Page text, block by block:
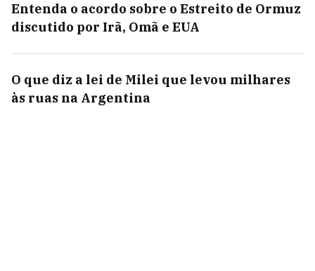
Entenda o acordo sobre o Estreito de Ormuz
discutido por Irã, Omã e EUA
O que diz a lei de Milei que levou milhares
às ruas na Argentina